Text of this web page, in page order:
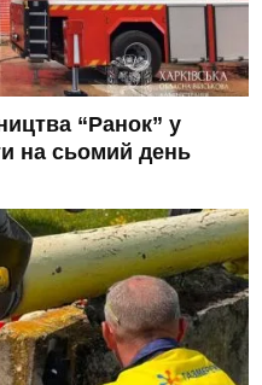
“Ранок” у
на сьомий день